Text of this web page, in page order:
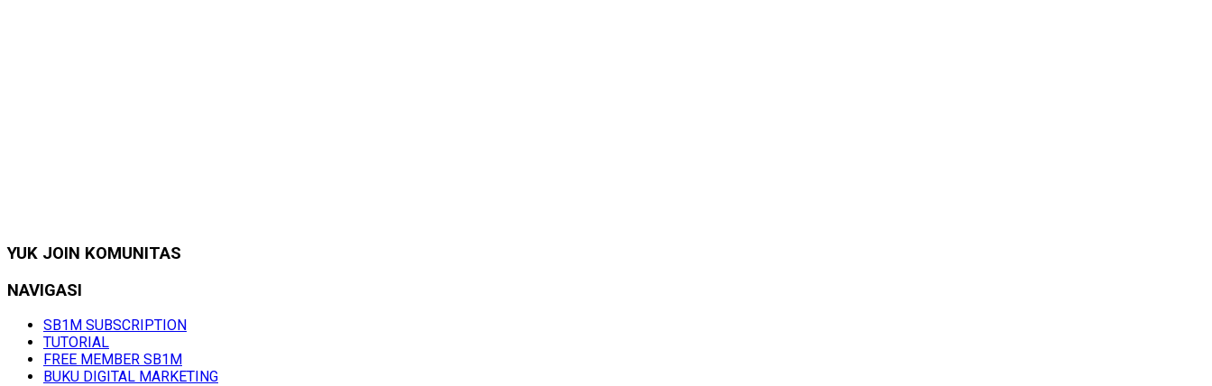
YUK JOIN KOMUNITAS
NAVIGASI
SB1M SUBSCRIPTION
TUTORIAL
FREE MEMBER SB1M
BUKU DIGITAL MARKETING